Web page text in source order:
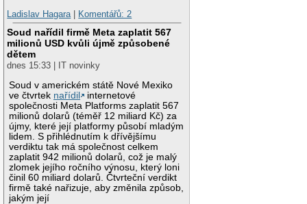
Ladislav Hagara| Komentářů: 2
Soud nařídil firmě Meta zaplatit 567
milionů USD kvůli újmě způsobené
dětem
dnes 15:33 | IT novinky
Soud v americkém státě Nové Mexiko
ve čtvrtek nařídil
internetové
společnosti Meta Platforms zaplatit 567
milionů dolarů (téměř 12 miliard Kč) za
újmy, které její platformy působí mladým
lidem. S přihlédnutím k dřívějšímu
verdiktu tak má společnost celkem
zaplatit 942 milionů dolarů, což je malý
zlomek jejího ročního výnosu, který loni
činil 60 miliard dolarů. Čtvrteční verdikt
firmě také nařizuje, aby změnila způsob,
jakým její